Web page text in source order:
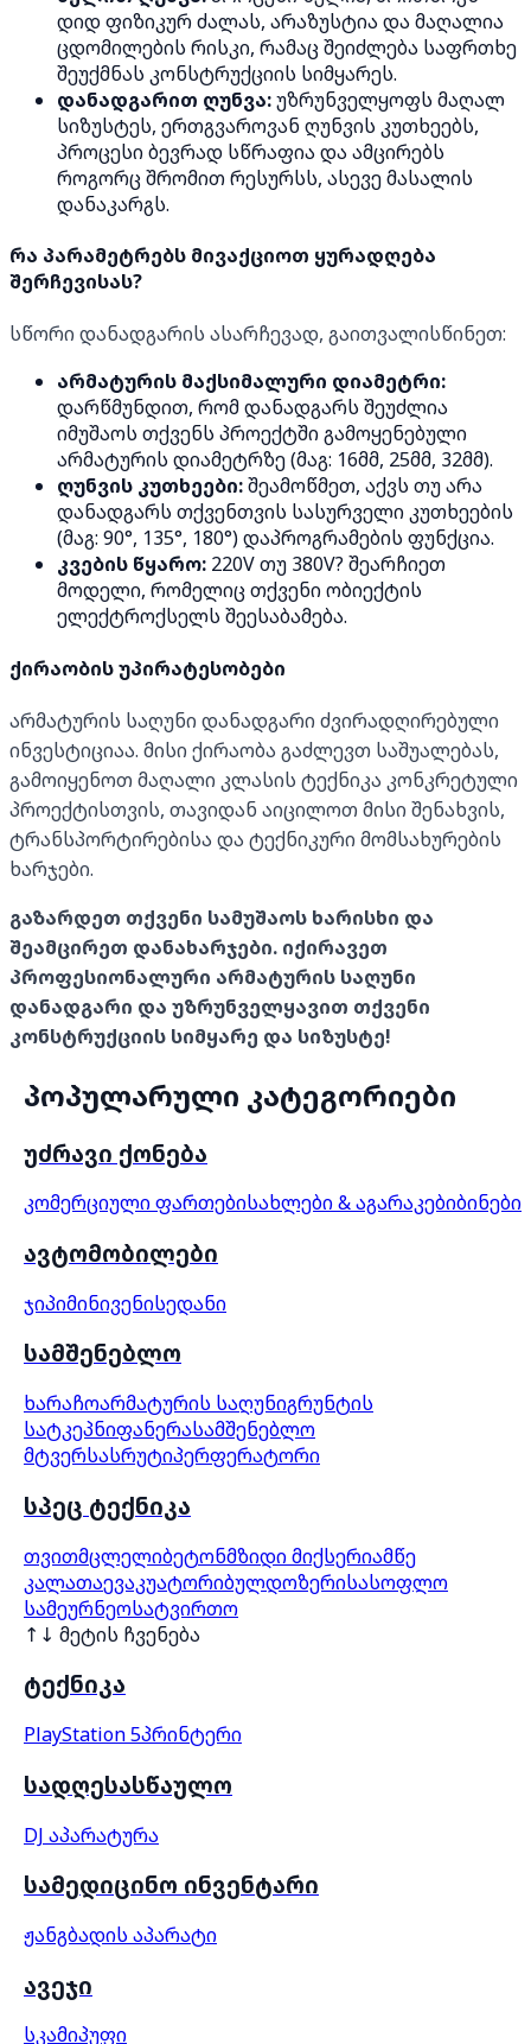
დიდ ფიზიკურ ძალას, არაზუსტია და მაღალია
ცდომილების რისკი, რამაც შეიძლება საფრთხე
შეუქმნას კონსტრუქციის სიმყარეს.
დანადგარით ღუნვა:უზრუნველყოფს მაღალ
სიზუსტეს, ერთგვაროვან ღუნვის კუთხეებს,
პროცესი ბევრად სწრაფია და ამცირებს
როგორც შრომით რესურსს, ასევე მასალის
დანაკარგს.
რა პარამეტრებს მივაქციოთ ყურადღება
შერჩევისას?
სწორი დანადგარის ასარჩევად, გაითვალისწინეთ:
არმატურის მაქსიმალური დიამეტრი:
დარწმუნდით, რომ დანადგარს შეუძლია
იმუშაოს თქვენს პროექტში გამოყენებული
არმატურის დიამეტრზე (მაგ: 16მმ, 25მმ, 32მმ).
ღუნვის კუთხეები:შეამოწმეთ, აქვს თუ არა
დანადგარს თქვენთვის სასურველი კუთხეების
(მაგ: 90°, 135°, 180°) დაპროგრამების ფუნქცია.
კვების წყარო: 220V თუ 380V? შეარჩიეთ
მოდელი, რომელიც თქვენი ობიექტის
ელექტროქსელს შეესაბამება.
ქირაობის უპირატესობები
არმატურის საღუნი დანადგარი ძვირადღირებული
ინვესტიციაა. მისი ქირაობა გაძლევთ საშუალებას,
გამოიყენოთ მაღალი კლასის ტექნიკა კონკრეტული
პროექტისთვის, თავიდან აიცილოთ მისი შენახვის,
ტრანსპორტირებისა და ტექნიკური მომსახურების
ხარჯები.
გაზარდეთ თქვენი სამუშაოს ხარისხი და
შეამცირეთ დანახარჯები. იქირავეთ
პროფესიონალური არმატურის საღუნი
დანადგარი და უზრუნველყავით თქვენი
კონსტრუქციის სიმყარე და სიზუსტე!
პოპულარული კატეგორიები
უძრავი ქონება
კომერციული ფართებისახლები & აგარაკებიბინები
ავტომობილები
ჯიპიმინივენისედანი
სამშენებლო
ხარაჩოარმატურის საღუნიგრუნტის
სატკეპნიფანერასამშენებლო
მტვერსასრუტიპერფერატორი
სპეც ტექნიკა
თვითმცლელიბეტონმზიდი მიქსერიამწე
კალათაევაკუატორიბულდოზერისასოფლო
სამეურნეოსატვირთო
↑↓ მეტის ჩვენება
ტექნიკა
PlayStation 5პრინტერი
სადღესასწაულო
DJ აპარატურა
სამედიცინო ინვენტარი
ჟანგბადის აპარატი
ავეჯი
სკამიპუფი